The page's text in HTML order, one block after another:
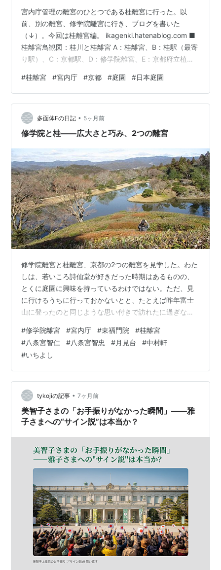
宮内庁管理の離宮のひとつである桂離宮に行った。以
前、別の離宮、修学院離宮に行き、ブログを書いた
（↓）。今回は桂離宮編。 ikagenki.hatenablog.com ■
桂離宮鳥観図：桂川と桂離宮 A：桂離宮、B：桂駅（最寄
り駅）、C：京都駅、D：修学院離宮、E：京都府立植物
きゅう）は、京都市西京区桂にある皇室関連施設。江戸
時代の17世紀に皇族の八条宮家の別邸として創設された
建築群と庭園からなる。 離宮とは皇居とは別に設けた宮
殿の意であるが、「桂離宮」と称するのは明治16年
（1883年）に宮内省所管となってからで、それ以前は
#桂離宮 #宮内庁 #京都 #庭園 #日本庭園
多面体Fの日記 • 5ヶ月前
修学院と桂――広大さと巧み、2つの離宮
修学院離宮と桂離宮、京都の2つの離宮を見学した。わた
しは、若いころ詩仙堂が好きだった時期はあるものの、
とくに庭園に興味を持っているわけではない。ただ、見
に行けるうちに行っておかないとと、たとえば昨年富士
山に登ったのと同じような思い付きで訪れたに過ぎな
ていた。さぞ混みあっているだろうと心配しつつ1カ月前
にウェブ検索すると、意外なことに十分空きがあり、大
丈夫だった。もちろん季節によるのだろうが、わたしが
行った日は当日受付もやっていた。まず修学院離宮へ。
がんばって朝9時の回に参加。地下鉄・松ヶ崎で市バスに
乗り換え修学院離宮道で下車850mなのだが、は…
#修学院離宮 #宮内庁 #東福門院 #桂離宮
#八条宮智仁 #八条宮智忠 #月見台 #中村軒
#いちよし
tykojiの記事 • 7ヶ月前
美智子さまの「お手振りがなかった瞬間」――雅
子さまへの“サイン説”は本当か？